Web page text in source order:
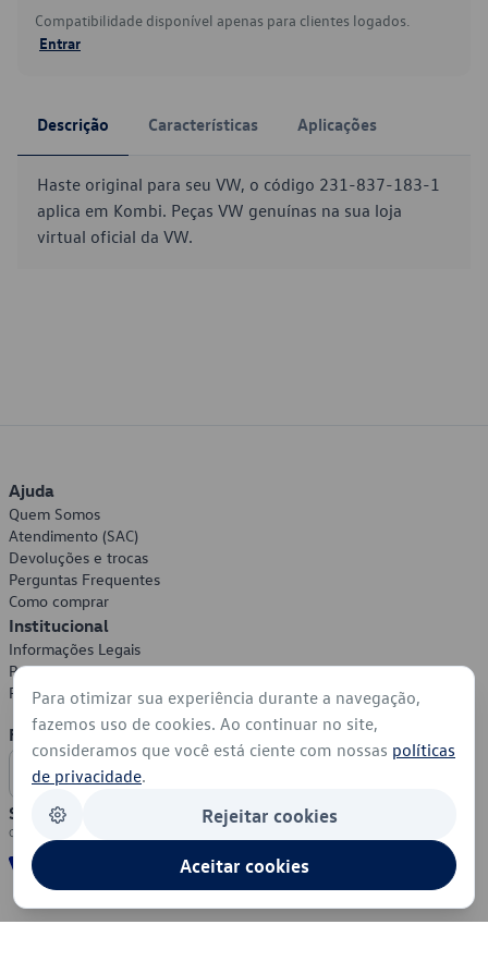
Compatibilidade disponível apenas para clientes logados.
Entrar
Descrição Características Aplicações
Haste original para seu VW, o código 231-837-183-1
aplica em Kombi. Peças VW genuínas na sua loja
virtual oficial da VW.
Ajuda
Quem Somos
Atendimento (SAC)
Devoluções e trocas
Perguntas Frequentes
Como comprar
Institucional
Informações Legais
Política de Privacidade
Política de Cookies
Formas de Pagamento
Segurança
Para otimizar sua experiência durante a navegação,
fazemos uso de cookies. Ao continuar no site,
consideramos que você está ciente com nossas políticas
de privacidade.
Rejeitar cookies
Aceitar cookies